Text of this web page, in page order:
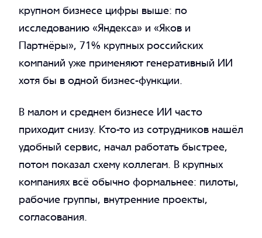
SVK
Telegram
+7 499 685 00 43
крупном бизнесе цифры выше: по
исследованию «Яндекса» и «Яков и
Партнёры», 71% крупных российских
компаний уже применяют генеративный ИИ
хотя бы в одной бизнес-функции.
В малом и среднем бизнесе ИИ часто
приходит снизу. Кто-то из сотрудников нашёл
удобный сервис, начал работать быстрее,
потом показал схему коллегам. В крупных
компаниях всё обычно формальнее: пилоты,
рабочие группы, внутренние проекты,
согласования.